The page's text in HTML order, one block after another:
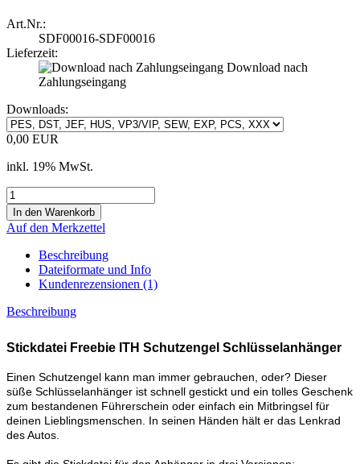
Art.Nr.:
SDF00016-SDF00016
Lieferzeit:
Download nach
Zahlungseingang
Downloads:
0,00 EUR
inkl. 19% MwSt.
Auf den Merkzettel
Beschreibung
Dateiformate und Info
Kundenrezensionen (1)
Beschreibung
Stickdatei Freebie ITH Schutzengel Schlüsselanhänger
Einen Schutzengel kann man immer gebrauchen, oder? Dieser
süße Schlüsselanhänger ist schnell gestickt und ein tolles Geschenk
zum bestandenen Führerschein oder einfach ein Mitbringsel für
deinen Lieblingsmenschen. In seinen Händen hält er das Lenkrad
des Autos.